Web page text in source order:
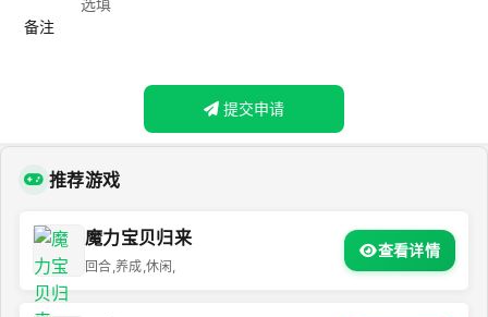
备注
提交申请
推荐游戏
魔力宝贝归来
回合,养成,休闲,
查看详情